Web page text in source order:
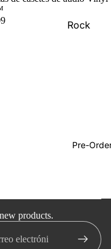
Rock
Pre-
products.